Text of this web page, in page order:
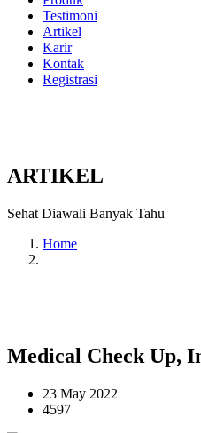
Testimoni
Artikel
Karir
Kontak
Registrasi
ARTIKEL
Sehat Diawali Banyak Tahu
Home
Medical Check Up,
23 May 2022
4597